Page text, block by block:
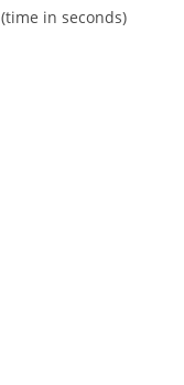
(time in seconds)